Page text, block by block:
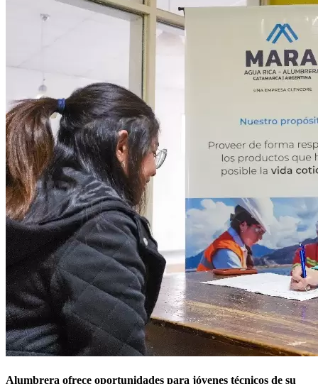
Alumbrera ofrece oportunidades para jóvenes técnicos de su